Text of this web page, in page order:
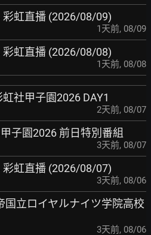
彩虹直播 (2026/08/09)
1天前, 08/09
彩虹直播 (2026/08/08)
1天前, 08/08
社甲子園2026 DAY1
2天前, 08/07
子園2026 前日特別番組
3天前, 08/07
彩虹直播 (2026/08/07)
3天前, 08/06
国立ロイヤルナイツ学院高校
3天前, 08/06